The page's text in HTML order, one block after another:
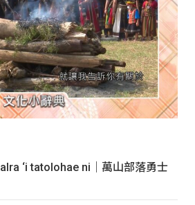
‘i tatolohae ni｜萬山部落勇士